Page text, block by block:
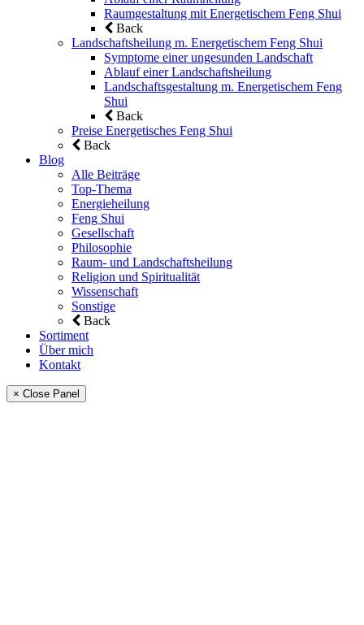
Raumgestaltung mit Energetischem Feng Shui
Back
Landschaftsheilung m. Energetischem Feng Shui
Symptome einer ungesunden Landschaft
Ablauf einer Landschaftsheilung
Landschaftsgestaltung m. Energetischem Feng
Shui
Back
Preise Energetisches Feng Shui
Back
Blog
Alle Beiträge
Top-Thema
Energieheilung
Feng Shui
Gesellschaft
Philosophie
Raum- und Landschaftsheilung
Religion und Spiritualität
Wissenschaft
Sonstige
Back
Sortiment
Über mich
Kontakt
× Close Panel